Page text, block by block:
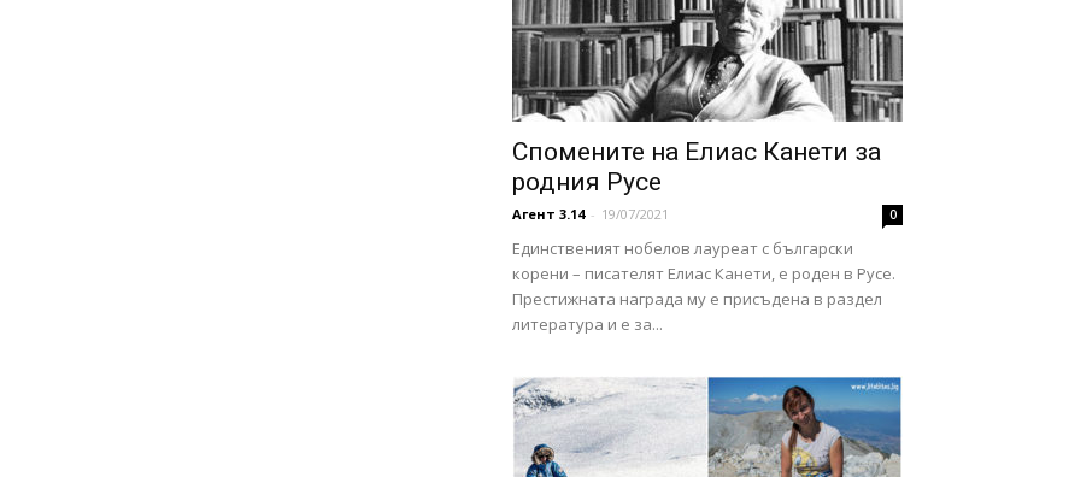
Спомените на Елиас Канети за
родния Русе
Агент 3.14 - 19/07/2021 0
Единственият нобелов лауреат с български
корени – писателят Елиас Канети, е роден в Русе.
Престижната награда му е присъдена в раздел
литература и е за...